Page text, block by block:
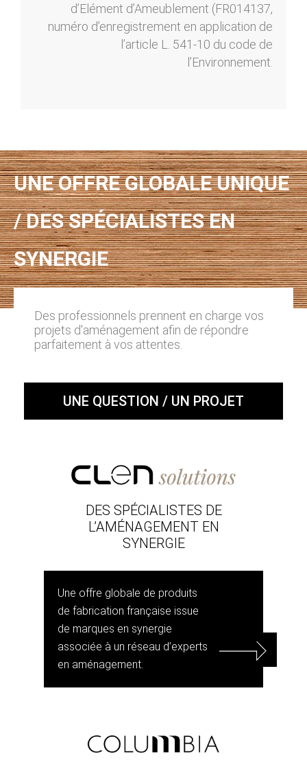
d’Elément d’Ameublement (FR014137,
numéro d’enregistrement en application de
l’article L. 541-10 du code de
l’Environnement.
UNE OFFRE GLOBALE UNIQUE
/ DES SPÉCIALISTES EN
SYNERGIE
Des professionnels prennent en charge vos
projets d'aménagement afin de répondre
parfaitement à vos attentes.
UNE QUESTION / UN PROJET
DES SPÉCIALISTES DE
L’AMÉNAGEMENT EN
SYNERGIE
Une offre globale de produits
de fabrication française issue
de marques en synergie
associée à un réseau d’experts
en aménagement.